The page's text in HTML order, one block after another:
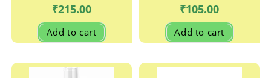
₹215.00
Add to cart
₹105.00
Add to cart